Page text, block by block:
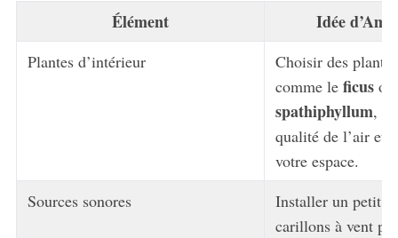
Élément Idée
Plantes d’intérieur
Choisir des
comme le ficusou
spathiphyllum,
qualité de l’air et
votre espace.
Sources sonores
Installer un petit
carillons à vent